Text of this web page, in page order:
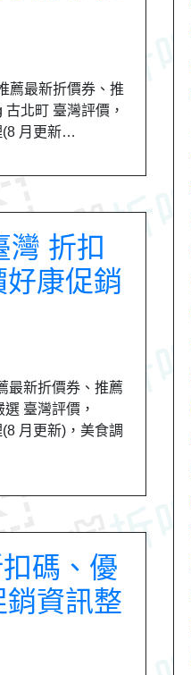
薦最新折價券、推
北町 臺灣評價，
(8 月更新…
灣 折扣
康促銷
最新折價券、推薦
臺灣評價，
月更新)，美食調
碼、優
資訊整